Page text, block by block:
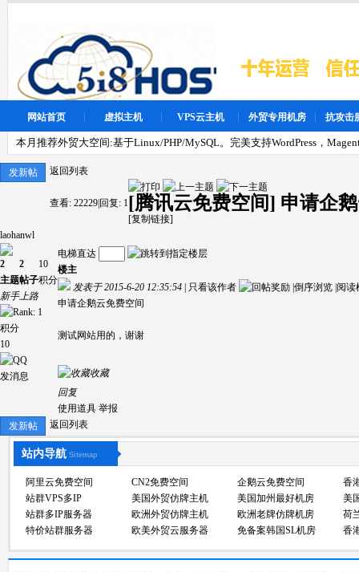
网站首页 虚拟主机 VPS云主机 外贸专用机房 抗攻击
本月推荐外贸大空间:基于Linux/PHP/MySQL。完美支持WordPress，
返回列表
发新帖
查看: 22229 回复: 1[腾讯云免费空间] 申请企
[复制链接]
laohanwl
2
主题
2
帖子
10
积分
新手上路
积分
10
发消息
电梯直达
楼主
发表于 2015-6-20 12:35:54
只看该作者 倒序浏览 阅读
申请企鹅云免费空间
测试网站用的，谢谢
收藏
回复
使用道具 举报
返回列表
发新帖
站内导航 Sitemap
阿里云免费空间 CN2免费空间 企鹅云免费空间
香
站群VPS多IP
美国外贸仿牌主机 美国加州最好机房
美
站群多IP服务器
欧洲外贸仿牌主机 欧洲老牌仿牌机房
荷
特价站群服务器
欧美外贸云服务器 免备案韩国SL机房 香